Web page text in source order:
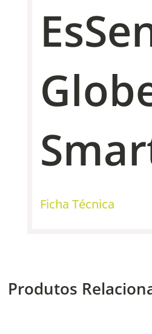
Ficha Técnica
Produtos